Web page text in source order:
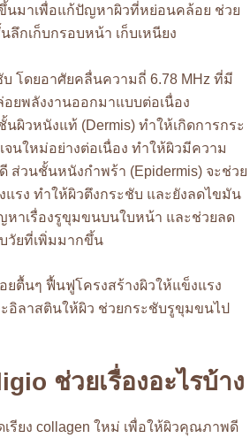
นมาเพื่อแก้ปัญหาผิวที่หย่อนคล้อย ช่วย
กเก็บกรอบหน้า เก็บเหนียง
โดยอาศัยคลื่นความถี่ 6.78 MHz ที่มี
ยพลังงานออกมาแบบต่อเนื่อง
นผิวหนังแท้ (Dermis) ทำให้เกิดการกระ
นใหม่อย่างต่อเนื่อง ทำให้ผิวมีความ
ส่วนชั้นหนังกำพร้า (Epidermis) จะช่วย
รง ทำให้ผิวตึงกระชับ และยังลดไขมัน
หาเรื่องรูขุมขนบนใบหน้า และช่วยลด
วัยที่เพิ่มมากขึ้น
ยตื้นๆ ฟื้นฟูโครงสร้างผิวให้แข็งแรง
ะอิลาสตินให้ผิว ช่วยกระชับรูขุมขนไป
ช่วยเรื่องอะไรบ้าง
รียง collagen ใหม่ เพื่อให้ผิวคุณภาพดี